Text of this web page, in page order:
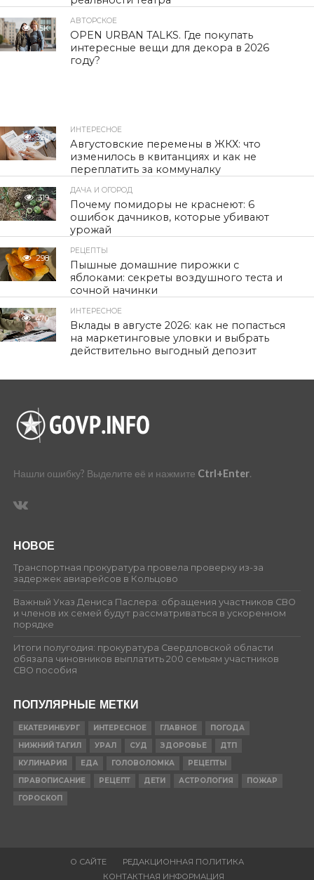
1.5K
АВТОРСКОЕ
OPEN URBAN TALKS. Где покупать
интересные вещи для декора в 2026
году?
320
ИНТЕРЕСНОЕ
Августовские перемены в ЖКХ: что
изменилось в квитанциях и как не
переплатить за коммуналку
319
ДАЧА И ОГОРОД
Почему помидоры не краснеют: 6
ошибок дачников, которые убивают
урожай
298
РЕЦЕПТЫ
Пышные домашние пирожки с
яблоками: секреты воздушного теста и
сочной начинки
470
ИНТЕРЕСНОЕ
Вклады в августе 2026: как не попасться
на маркетинговые уловки и выбрать
действительно выгодный депозит
Нашли ошибку? Выделите её и нажмите Ctrl+Enter.
НОВОЕ
Транспортная прокуратура провела проверку из-за
задержек авиарейсов в Кольцово
Важный Указ Дениса Паслера: обращения участников СВО
и членов их семей будут рассматриваться в ускоренном
порядке
Итоги полугодия: прокуратура Свердловской области
обязала чиновников выплатить 200 семьям участников
СВО пособия
ПОПУЛЯРНЫЕ МЕТКИ
ЕКАТЕРИНБУРГ ИНТЕРЕСНОЕ ГЛАВНОЕ
ПОГОДА
НИЖНИЙ ТАГИЛ
УРАЛ СУД ЗДОРОВЬЕ
ДТП
КУЛИНАРИЯ
ЕДА ГОЛОВОЛОМКА
РЕЦЕПТЫ
ПРАВОПИСАНИЕ
РЕЦЕПТ ДЕТИ АСТРОЛОГИЯ
ПОЖАР
ГОРОСКОП
О САЙТЕ
РЕДАКЦИОННАЯ ПОЛИТИКА
КОНТАКТНАЯ ИНФОРМАЦИЯ